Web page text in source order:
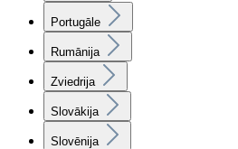
Portugāle
Rumānija
Zviedrija
Slovākija
Slovēnija